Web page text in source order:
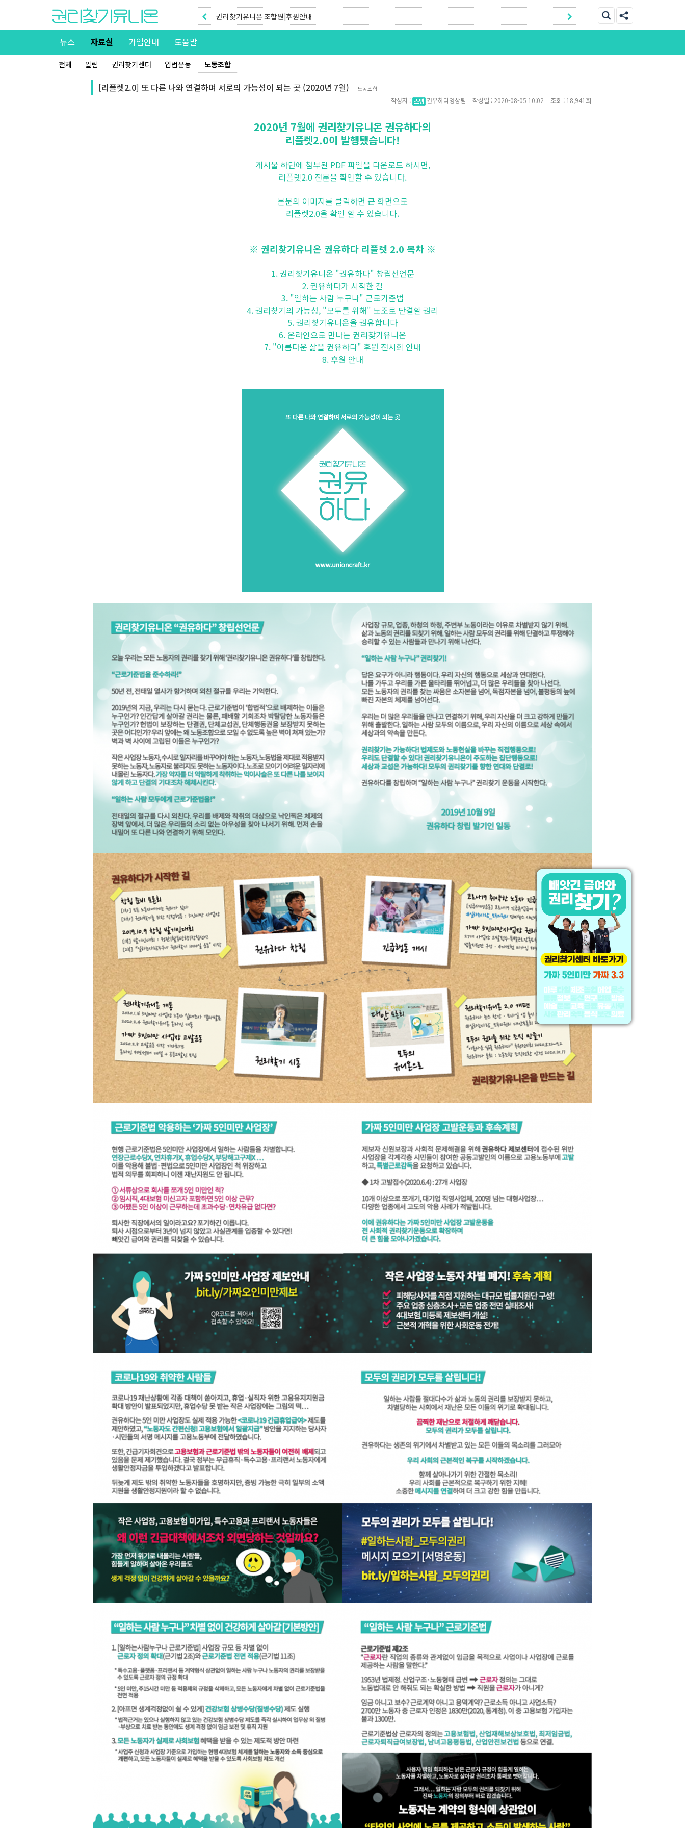
권리찾기유니온 조합원|후원안내
뉴스 자료실 가입안내 도움말
전체 알림 권리찾기센터 입법운동 노동조합
[리플렛2.0] 또 다른 나와 연결하며 서로의 가능성이 되는 곳 (2020년 7월) | 노동조합
작성자 : 권유하다영상팀 작성일 : 2020-08-05 10:02 조회 : 18,941회
2020년 7월에 권리찾기유니온 권유하다의
리플렛2.0이 발행됐습니다!
게시물 하단에 첨부된 PDF 파일을 다운로드 하시면,
리플렛2.0 전문을 확인할 수 있습니다.
본문의 이미지를 클릭하면 큰 화면으로
리플렛2.0을 확인 할 수 있습니다.
※ 권리찾기유니온 권유하다 리플렛 2.0 목차 ※
1. 권리찾기유니온 "권유하다" 창립선언문
2. 권유하다가 시작한 길
3. "일하는 사람 누구나" 근로기준법
4. 권리찾기의 가능성, "모두를 위해" 노조로 단결할 권리
5. 권리찾기유니온을 권유합니다
6. 온라인으로 만나는 권리찾기유니온
7. "아름다운 삶을 권유하다" 후원 전시회 안내
8. 후원 안내